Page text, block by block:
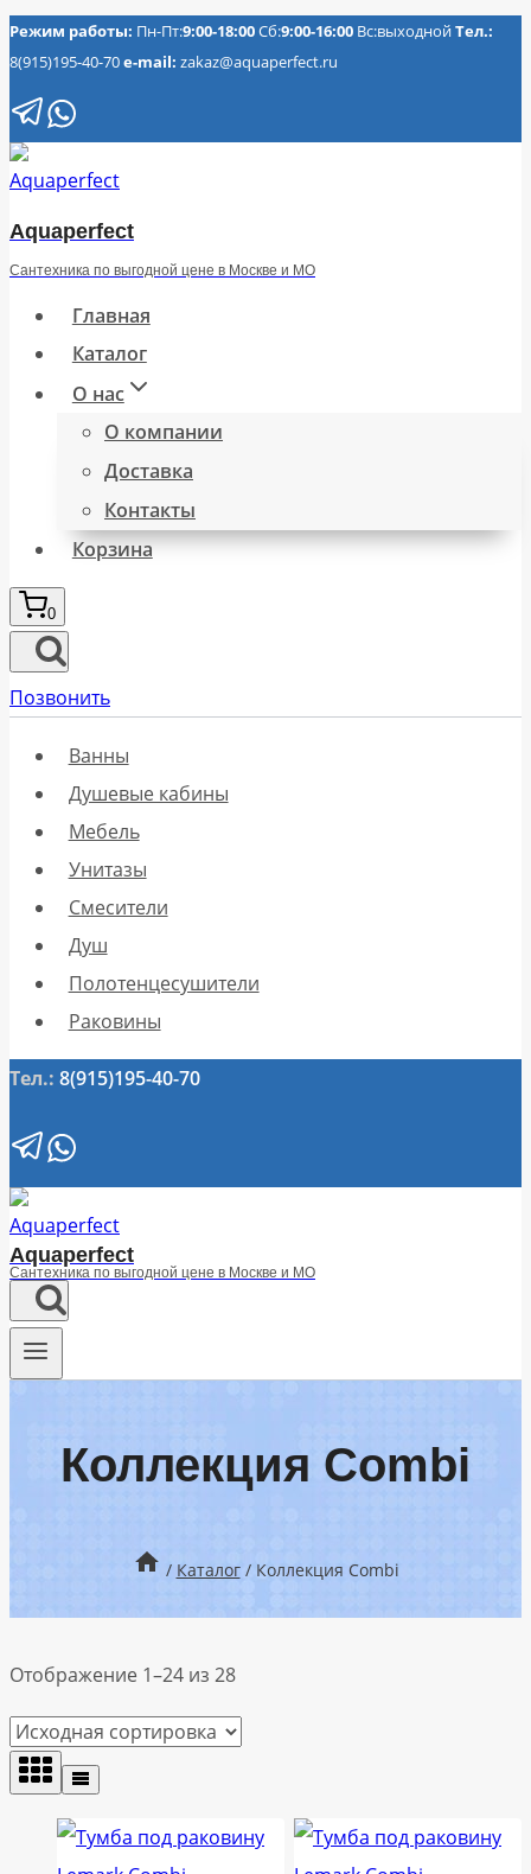
Перейти
к
содержимому
Режим работы: Пн-Пт:9:00-18:00Сб:9:00-16:00 Вс:выходнойТел.:
8(915)195-40-70e-mail: zakaz@aquaperfect.ru
Aquaperfect
Сантехника по выгодной цене в Москве и МО
Главная
Каталог
О нас
О компании
Доставка
Контакты
Корзина
0
Позвонить
Ванны
Душевые кабины
Мебель
Унитазы
Смесители
Душ
Полотенцесушители
Раковины
Тел.: 8(915)195-40-70
Aquaperfect
Сантехника по выгодной цене в Москве и МО
Коллекция Combi
/ Каталог / Коллекция Combi
Отображение 1–24 из 28